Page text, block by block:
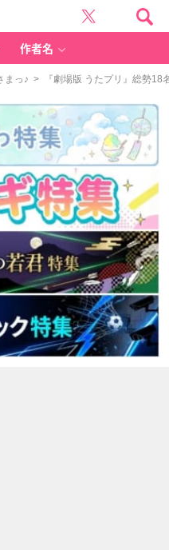
作者名
まっ♪ > 『劇場版 うたプリ』総勢18